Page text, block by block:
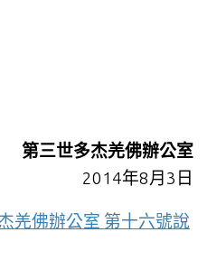
第三世多杰羌佛辦公室
2014年8月3日
羌佛辦公室 第十六號說